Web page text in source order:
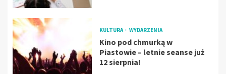
KULTURA WYDARZENIA
Kino pod chmurką w
Piastowie – letnie seanse już
12 sierpnia!